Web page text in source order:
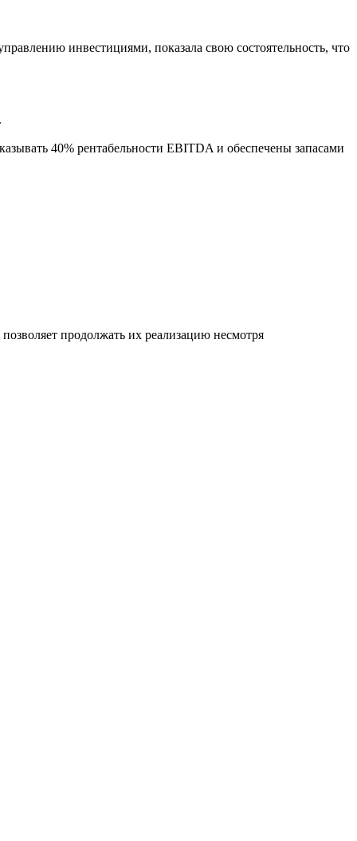
инвестициями, показала свою состоятельность, что
40% рентабельности EBITDA и обеспечены запасами
продолжать их реализацию несмотря